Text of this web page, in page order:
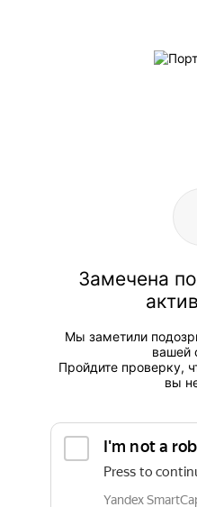
Замечена
Мы заметили
вашей
Пройдите проверку,
вы